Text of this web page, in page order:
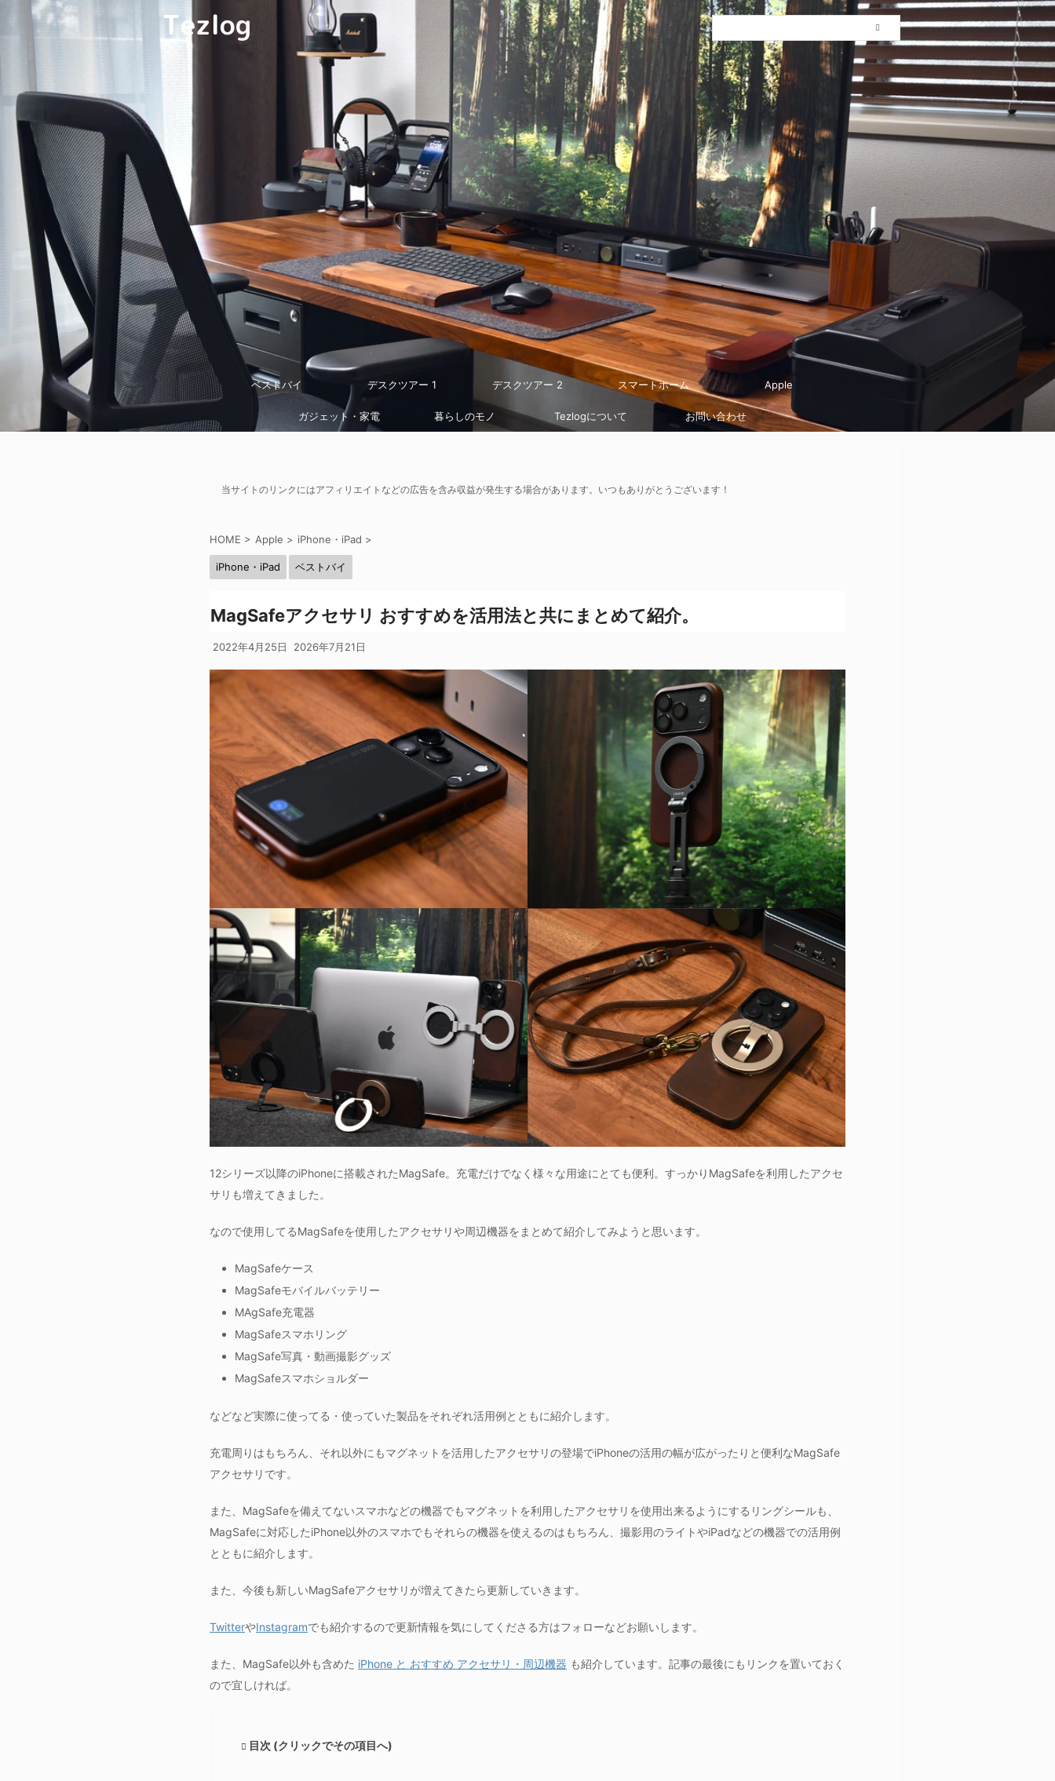
ベストバイ デスクツアー 1 デスクツアー 2 スマートホーム Apple
ガジェット・家電 暮らしのモノ Tezlogについて お問い合わせ
当サイトのリンクにはアフィリエイトなどの広告を含み収益が発生する場合があります。いつもありがとうございます！
HOME > Apple > iPhone・iPad >
iPhone・iPad ベストバイ
MagSafeアクセサリ おすすめを活用法と共にまとめて紹介。
2022年4月25日 2026年7月21日
12シリーズ以降のiPhoneに搭載されたMagSafe。充電だけでなく様々な用途にとても便利。すっかりMagSafeを利用したアクセ
サリも増えてきました。
なので使用してるMagSafeを使用したアクセサリや周辺機器をまとめて紹介してみようと思います。
MagSafeケース
MagSafeモバイルバッテリー
MAgSafe充電器
MagSafeスマホリング
MagSafe写真・動画撮影グッズ
MagSafeスマホショルダー
などなど実際に使ってる・使っていた製品をそれぞれ活用例とともに紹介します。
充電周りはもちろん、それ以外にもマグネットを活用したアクセサリの登場でiPhoneの活用の幅が広がったりと便利なMagSafe
アクセサリです。
また、MagSafeを備えてないスマホなどの機器でもマグネットを利用したアクセサリを使用出来るようにするリングシールも、
MagSafeに対応したiPhone以外のスマホでもそれらの機器を使えるのはもちろん、撮影用のライトやiPadなどの機器での活用例
とともに紹介します。
また、今後も新しいMagSafeアクセサリが増えてきたら更新していきます。
TwitterやInstagramでも紹介するので更新情報を気にしてくださる方はフォローなどお願いします。
また、MagSafe以外も含めた iPhone と おすすめ アクセサリ・周辺機器 も紹介しています。記事の最後にもリンクを置いておく
ので宜しければ。
目次 (クリックでその項目へ)